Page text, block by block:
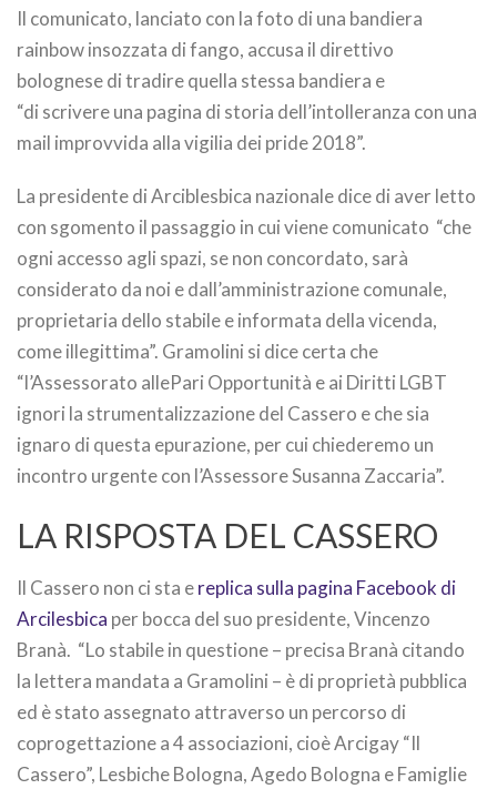
Il comunicato, lanciato con la foto di una bandiera
rainbow insozzata di fango, accusa il direttivo
bolognese di tradire quella stessa bandiera e
“di scrivere una pagina di storia dell’intolleranza con una
mail improvvida alla vigilia dei pride 2018”.
La presidente di Arciblesbica nazionale dice di aver letto
con sgomento il passaggio in cui viene comunicato “che
ogni accesso agli spazi, se non concordato, sarà
considerato da noi e dall’amministrazione comunale,
proprietaria dello stabile e informata della vicenda,
come illegittima”. Gramolini si dice certa che
“l’Assessorato allePari Opportunità e ai Diritti LGBT
ignori la strumentalizzazione del Cassero e che sia
ignaro di questa epurazione, per cui chiederemo un
incontro urgente con l’Assessore Susanna Zaccaria”.
LA RISPOSTA DEL CASSERO
Il Cassero non ci sta ereplica sulla pagina Facebook di
Arcilesbica per bocca del suo presidente, Vincenzo
Branà. “Lo stabile in questione – precisa Branà citando
la lettera mandata a Gramolini – è di proprietà pubblica
ed è stato assegnato attraverso un percorso di
coprogettazione a 4 associazioni, cioè Arcigay “Il
Cassero”, Lesbiche Bologna, Agedo Bologna e Famiglie